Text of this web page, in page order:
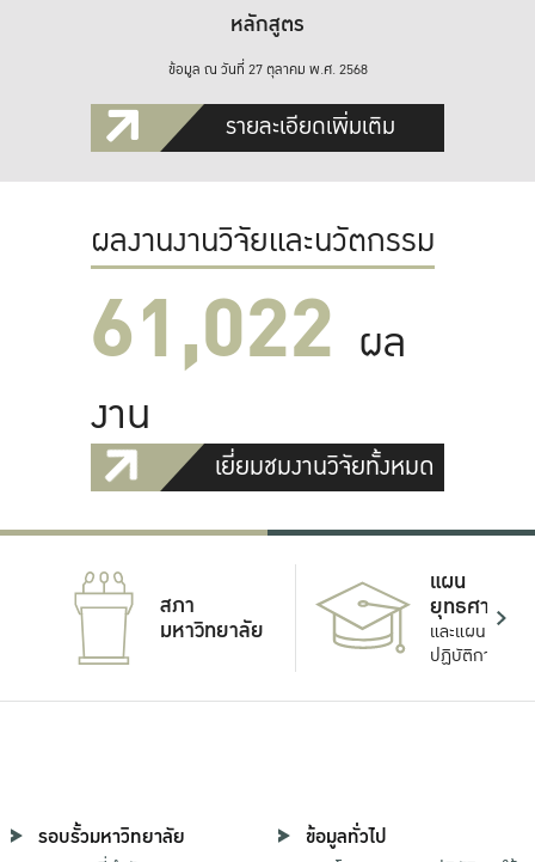
หลักสูตร
ข้อมูล ณ วันที่ 27 ตุลาคม พ.ศ. 2568
รายละเอียดเพิ่มเติม
ผลงานงานวิจัยและนวัตกรรม
61,022 ผล
งาน
เยี่ยมชมงานวิจัยทั้งหมด
สภา
มหาวิทยาลัย
แผน
ยุทธศาสตร์
และแผน
ปฏิบัติการ
รอบรั้วมหาวิทยาลัย ข้อมูลทั่วไป